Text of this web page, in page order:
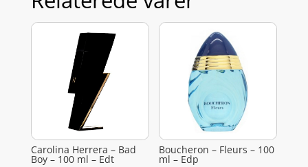
Carolina Herrera – Bad
Boy – 100 ml – Edt
Boucheron – Fleurs – 100
ml – Edp